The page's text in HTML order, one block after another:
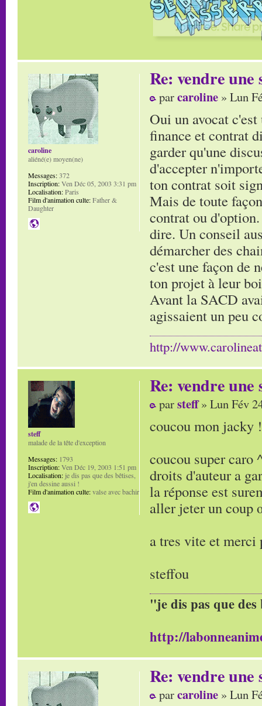
Re: vendre une
parcaroline » Lun
Oui un avocat
finance et contrat
garder qu'une
d'accepter
ton contrat soit
Mais de toute
contrat ou
dire. Un conseil
démarcher des
c'est une façon de
ton projet à leur
Avant la SACD
agissaient un peu
http://
caroline
aliéné(e) moyen(ne)
Messages:372
Inscription:Ven Déc 05, 2003 3:31 pm
Localisation:Paris
Film d'animation culte:Father &
Daughter
Re: vendre une
parsteff» Lun Fév
coucou mon jacky
coucou super caro
droits d'auteur a
la réponse est
aller jeter un coup
a tres vite et merci
steffou
"je dis pas que
http://
steff
malade de la tête d'exception
Messages: 1793
Inscription:Ven Déc 19, 2003 1:51 pm
Localisation: je dis pas que des bêtises,
j'en dessine aussi !
Film d'animation culte:valse avec bachir
Re: vendre une
parcaroline » Lun